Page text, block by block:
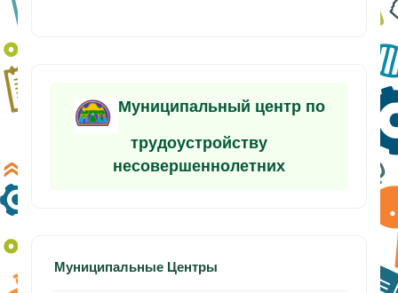
Муниципальный центр по
трудоустройству
несовершеннолетних
Муниципальные Центры